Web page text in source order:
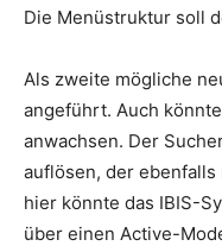
Die Menüstruktur soll
Als zweite mögliche
angeführt. Auch
anwachsen. Der
auflösen, der
hier könnte das IBIS-
über einen Active-